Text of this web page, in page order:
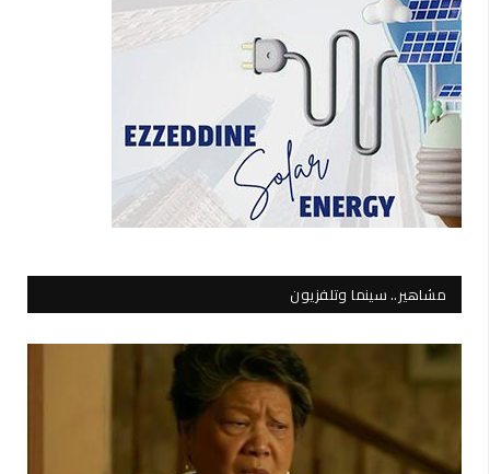
مشاهير.. سينما وتلفزيون